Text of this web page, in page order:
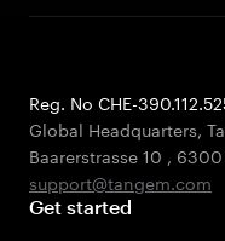
Reg. No CHE-
Global Headquarters,
Baarerstrasse 10 , 6300
support@tangem.com
Get started